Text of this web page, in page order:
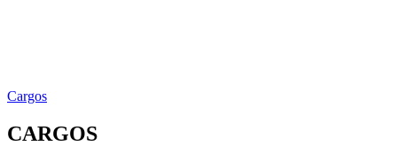
Cargos
CARGOS